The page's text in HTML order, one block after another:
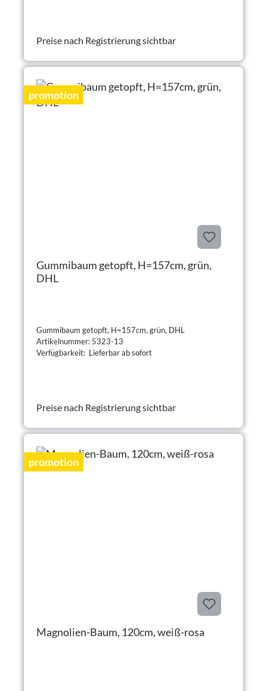
Preise nach Registrierung sichtbar
promotion
Gummibaum getopft, H=157cm, grün,
DHL
Gummibaum getopft, H=157cm, grün, DHL
Artikelnummer: 5323-13
Verfügbarkeit: Lieferbar ab sofort
Preise nach Registrierung sichtbar
promotion
Magnolien-Baum, 120cm, weiß-rosa